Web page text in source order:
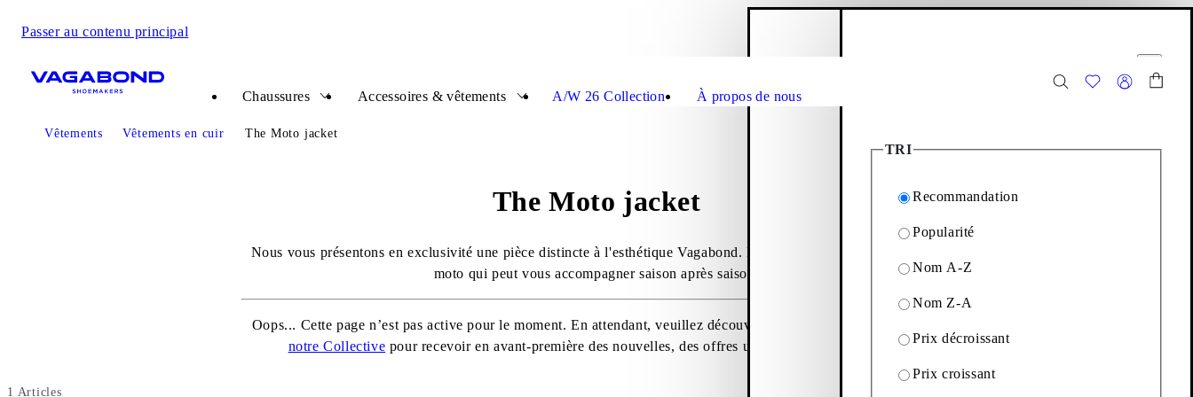
Passer au contenu principal
Chaussures
Accessoires & vêtements A/W 26 Collection À propos de nous
Vêtements Vêtements en cuir The Moto jacket
The Moto jacket
Nous vous présentons en exclusivité une pièce distincte à l'esthétique Vagabond. Découvrez la veste d'inspiration
moto qui peut vous accompagner saison après saison.
Oops... Cette page n’est pas active pour le moment. En attendant, veuillez découvrir nos
notre Collective pour recevoir en avant-première des nouvelles, des offres uniques et de l’inspiration.
1 Articles
TRI
Recommandation
Popularité
Nom A-Z
Nom Z-A
Prix décroissant
Prix croissant
Articles